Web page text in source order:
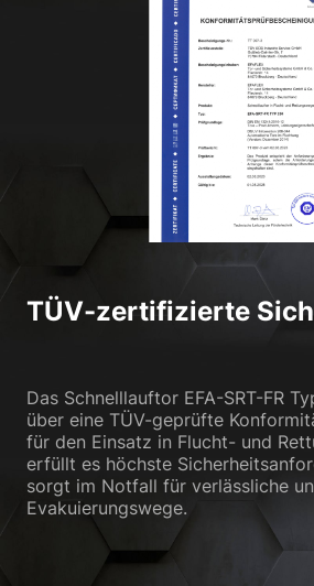
TÜV-zertifizierte
Das Schnelllauftor EFA-SRT-FR
über eine TÜV-geprüfte
für den Einsatz in Flucht- und
erfüllt es höchste
sorgt im Notfall für verlässliche
Evakuierungswege.